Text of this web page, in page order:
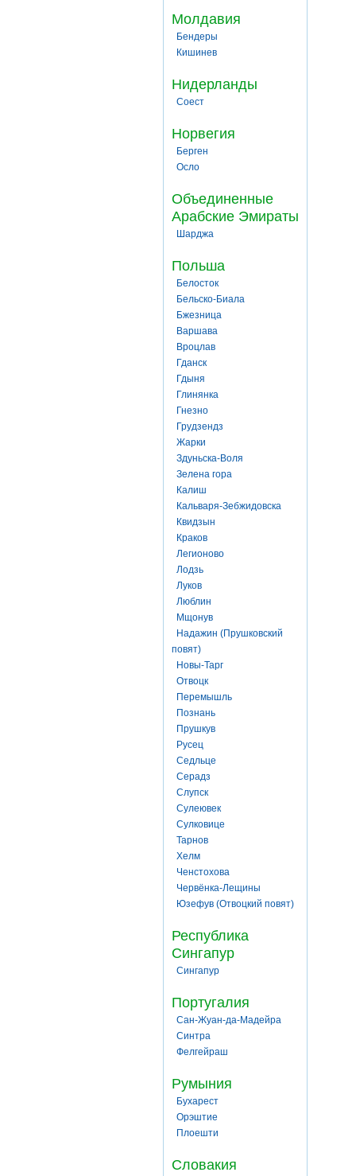
Молдавия
Бендеры
Кишинев
Нидерланды
Соест
Норвегия
Берген
Осло
Объединенные
Арабские Эмираты
Шарджа
Польша
Белосток
Бельско-Биала
Бжезница
Варшава
Вроцлав
Гданск
Гдыня
Глинянка
Гнезно
Грудзендз
Жарки
Здуньска-Воля
Зелена гора
Калиш
Кальваря-Зебжидовска
Квидзын
Краков
Легионово
Лодзь
Луков
Люблин
Мщонув
Надажин (Прушковский
повят)
Новы-Тарг
Отвоцк
Перемышль
Познань
Прушкув
Русец
Седльце
Серадз
Слупск
Сулеювек
Сулковице
Тарнов
Хелм
Ченстохова
Червёнка-Лещины
Юзефув (Отвоцкий повят)
Республика
Сингапур
Сингапур
Португалия
Сан-Жуан-да-Мадейра
Синтра
Фелгейраш
Румыния
Бухарест
Орэштие
Плоешти
Словакия